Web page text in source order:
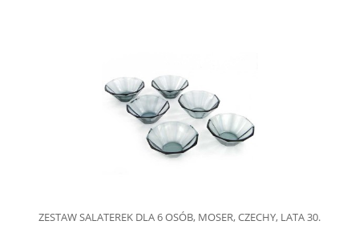
ZESTAW SALATEREK DLA 6 OSÓB, MOSER, CZECHY, LATA 30.